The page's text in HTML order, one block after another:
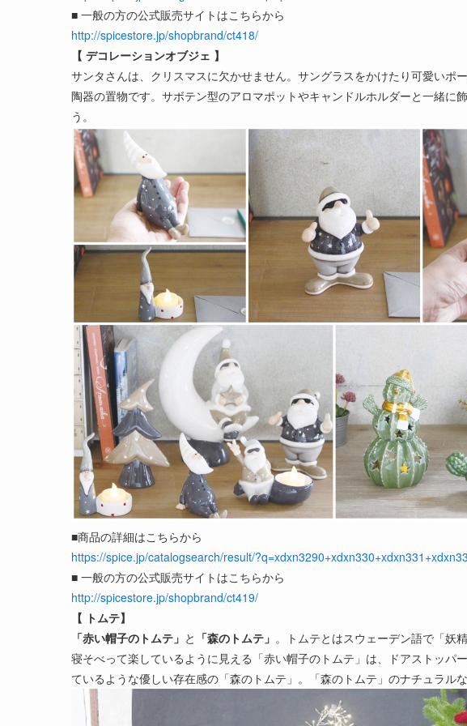
■ 一般の方の公式販売サイトはこちらから
http://spicestore.jp/shopbrand/ct418/
【 デコレーションオブジェ 】
サンタさんは、クリスマスに欠かせません。サングラスをかけたり可愛いポ
陶器の置物です。サボテン型のアロマポットやキャンドルホルダーと一緒に
う。
■商品の詳細はこちらから
https://spice.jp/catalogsearch/result/
■ 一般の方の公式販売サイトはこちらから
http://spicestore.jp/shopbrand/ct419/
【 トムテ】
「赤い帽子のトムテ」 と 「森のトムテ」 。トムテとはスウェーデン語で「妖精
寝そべって楽しているように見える「赤い帽子のトムテ」は、ドアストッパ
ているような優しい存在感の「森のトムテ」。「森のトムテ」のナチュラル